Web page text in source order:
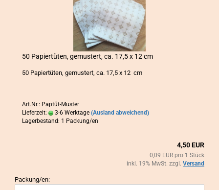
50 Pa­pier­tü­ten, ge­mus­tert, ca. 17,5 x 12 cm
50 Pa­pier­tü­ten, ge­mus­tert, ca. 17,5 x 12 cm
Art.Nr.: Paptüt-Muster
Lieferzeit:
3-6 Werktage (Ausland abweichend)
Lagerbestand: 1 Packung/en
4,50 EUR
0,09 EUR pro 1 Stück
inkl. 19% MwSt. zzgl. Versand
Packung/en: